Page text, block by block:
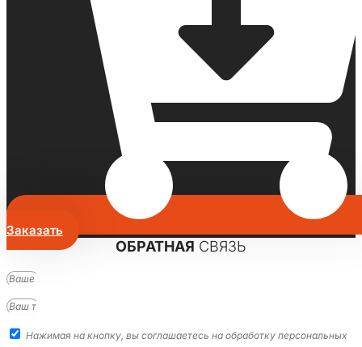
Заказать
ОБРАТНАЯ СВЯЗЬ
Нажимая на кнопку, вы соглашаетесь на обработку персональных